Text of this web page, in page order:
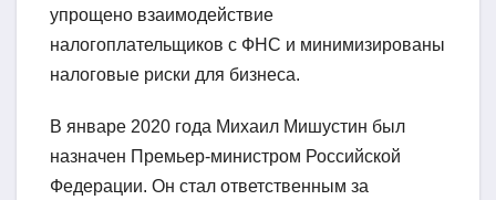
упрощено взаимодействие
налогоплательщиков с ФНС и минимизированы
налоговые риски для бизнеса.
В январе 2020 года Михаил Мишустин был
назначен Премьер-министром Российской
Федерации. Он стал ответственным за